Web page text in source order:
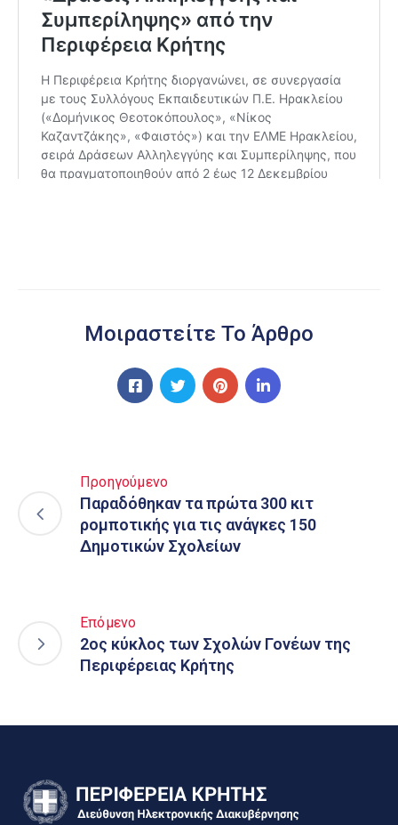
Μοιραστείτε Το Άρθρο
Προηγούμενο
Παραδόθηκαν τα πρώτα 300 κιτ
ρομποτικής για τις ανάγκες 150
Δημοτικών Σχολείων
Επόμενο
2ος κύκλος των Σχολών Γονέων της
Περιφέρειας Κρήτης